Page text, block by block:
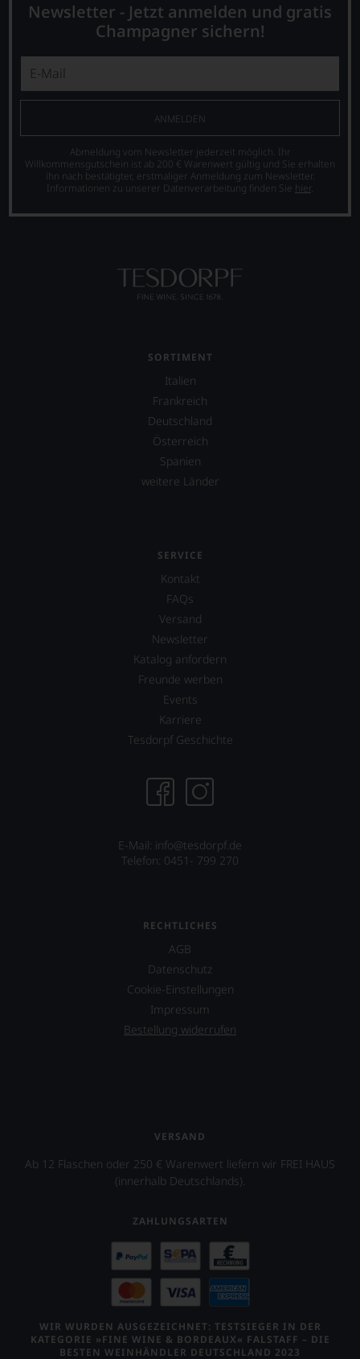
Newsletter - Jetzt anmelden und gratis
Champagner sichern!
ANMELDEN
Abmeldung vom Newsletter jederzeit möglich. Ihr
Willkommensgutschein ist ab 200 € Warenwert gültig und Sie erhalten
ihn nach bestätigter, erstmaliger Anmeldung zum Newsletter.
Informationen zu unserer Datenverarbeitung finden Sie hier.
SORTIMENT
Italien
Frankreich
Deutschland
Österreich
Spanien
weitere Länder
SERVICE
Kontakt
FAQs
Versand
Newsletter
Katalog anfordern
Freunde werben
Events
Karriere
Tesdorpf Geschichte
E-Mail: info@tesdorpf.de
Telefon: 0451- 799 270
RECHTLICHES
AGB
Datenschutz
Cookie-Einstellungen
Impressum
Bestellung widerrufen
VERSAND
Ab 12 Flaschen oder 250 € Warenwert liefern wir FREI HAUS
(innerhalb Deutschlands).
ZAHLUNGSARTEN
WIR WURDEN AUSGEZEICHNET: TESTSIEGER IN DER
KATEGORIE »FINE WINE & BORDEAUX« FALSTAFF – DIE
BESTEN WEINHÄNDLER DEUTSCHLAND 2023